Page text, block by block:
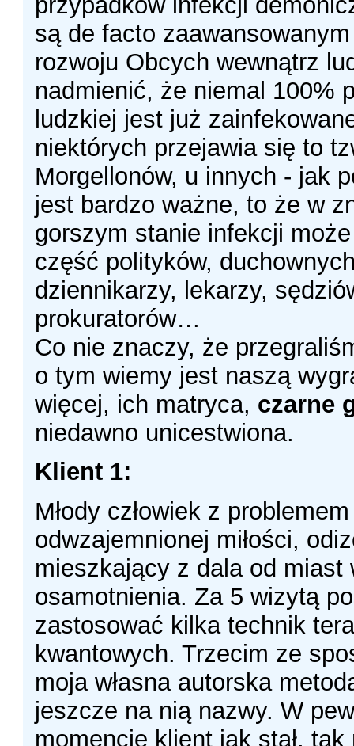
są de facto
rozwoju Obcych wewnątrz
nadmienić, że niemal 100%
ludzkiej jest już
niektórych przejawia się to
Morgellonów, u innych - jak
jest bardzo ważne, to że w
gorszym stanie infekcji
część polityków,
dziennikarzy, lekarzy,
prokuratorów…
Co nie znaczy, że
o tym wiemy jest naszą
więcej, ich matryca, czarne
niedawno unicestwiona.
Klient 1:
Młody człowiek z
odwzajemnionej miłości,
mieszkający z dala od miast
osamotnienia. Za 5 wizytą
zastosować kilka technik
kwantowych. Trzecim ze
moja własna autorska
jeszcze na nią nazwy. W
momencie klient jak stał, tak